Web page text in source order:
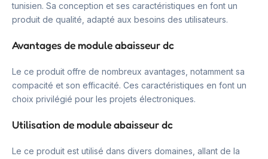
tunisien. Sa conception et ses caractéristiques en font un
produit de qualité, adapté aux besoins des utilisateurs.
Avantages de module abaisseur dc
Le ce produit offre de nombreux avantages, notamment sa
compacité et son efficacité. Ces caractéristiques en font un
choix privilégié pour les projets électroniques.
Utilisation de module abaisseur dc
Le ce produit est utilisé dans divers domaines, allant de la